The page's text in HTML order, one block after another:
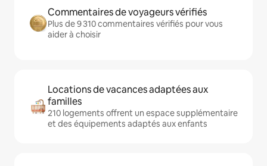
Commentaires de voyageurs vérifiés
Plus de 9 310 commentaires vérifiés pour vous
aider à choisir
Locations de vacances adaptées aux
familles
210 logements offrent un espace supplémentaire
et des équipements adaptés aux enfants